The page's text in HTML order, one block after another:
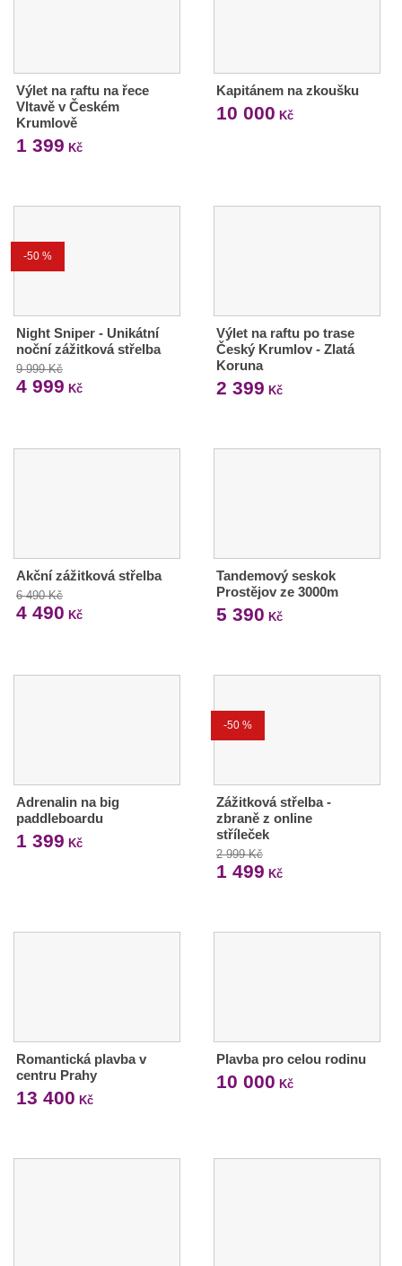
Výlet na raftu na řece
Vltavě v Českém
Krumlově
1 399 Kč
Kapitánem na zkoušku
10 000 Kč
-50 %
Night Sniper - Unikátní
noční zážitková střelba
9 999 Kč
4 999 Kč
Výlet na raftu po trase
Český Krumlov - Zlatá
Koruna
2 399 Kč
Akční zážitková střelba
6 490 Kč
4 490 Kč
Tandemový seskok
Prostějov ze 3000m
5 390 Kč
Adrenalin na big
paddleboardu
1 399 Kč
-50 %
Zážitková střelba -
zbraně z online
stříleček
2 999 Kč
1 499 Kč
Romantická plavba v
centru Prahy
13 400 Kč
Plavba pro celou rodinu
10 000 Kč